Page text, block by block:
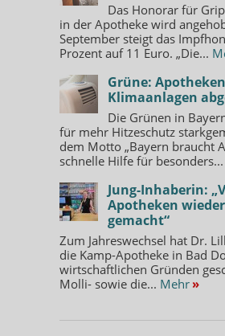
Das Honorar für
in der Apotheke wird
September steigt das
Prozent auf 11 Euro. „Die...
Grüne:
Klimaanlagen
Die Grünen in
für mehr Hitzeschutz
dem Motto „Bayern braucht
schnelle Hilfe für besonders...
Jung-Inhaberin:
Apotheken
gemacht“
Zum Jahreswechsel hat Dr.
die Kamp-Apotheke in Bad
wirtschaftlichen Gründen
Molli- sowie die... Mehr »